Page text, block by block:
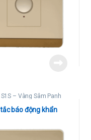
– Vàng Sâm Panh
báo động khẩn